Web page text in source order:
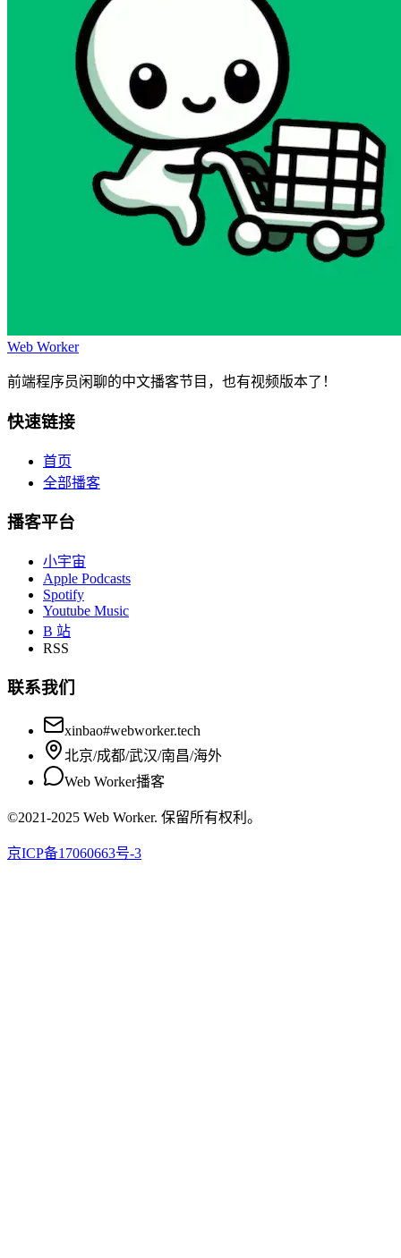
Web Worker
前端程序员闲聊的中文播客节目，也有视频版本了！
快速链接
首页
全部播客
播客平台
小宇宙
Apple Podcasts
Spotify
Youtube Music
B 站
RSS
联系我们
xinbao#webworker.tech
北京/成都/武汉/南昌/海外
Web Worker播客
©2021-2025 Web Worker. 保留所有权利。
京ICP备17060663号-3